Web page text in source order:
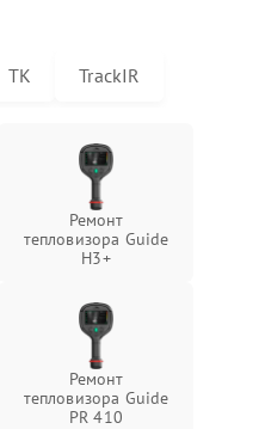
TK TrackIR
Ремонт
тепловизора Guide
H3+
Ремонт
тепловизора Guide
PR 410